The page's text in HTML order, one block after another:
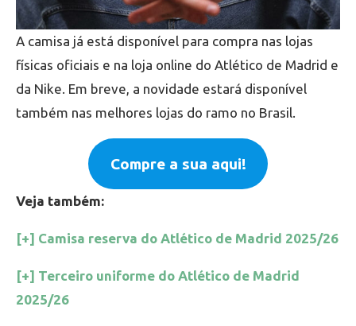
A camisa já está disponível para compra nas lojas
físicas oficiais e na loja online do Atlético de Madrid e
da Nike. Em breve, a novidade estará disponível
também nas melhores lojas do ramo no Brasil.
Compre a sua aqui!
Veja também:
[+] Camisa reserva do Atlético de Madrid 2025/26
[+] Terceiro uniforme do Atlético de Madrid
2025/26